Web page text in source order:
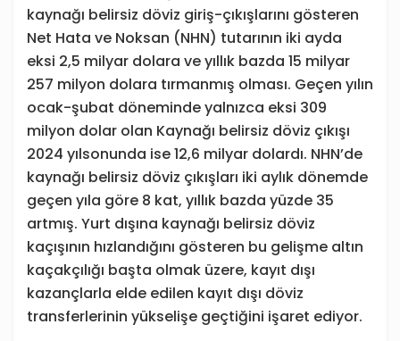
kaynağı belirsiz döviz giriş-çıkışlarını gösteren
Net Hata ve Noksan (NHN) tutarının iki ayda
eksi 2,5 milyar dolara ve yıllık bazda 15 milyar
257 milyon dolara tırmanmış olması. Geçen yılın
ocak-şubat döneminde yalnızca eksi 309
milyon dolar olan Kaynağı belirsiz döviz çıkışı
2024 yılsonunda ise 12,6 milyar dolardı. NHN’de
kaynağı belirsiz döviz çıkışları iki aylık dönemde
geçen yıla göre 8 kat, yıllık bazda yüzde 35
artmış. Yurt dışına kaynağı belirsiz döviz
kaçışının hızlandığını gösteren bu gelişme altın
kaçakçılığı başta olmak üzere, kayıt dışı
kazançlarla elde edilen kayıt dışı döviz
transferlerinin yükselişe geçtiğini işaret ediyor.